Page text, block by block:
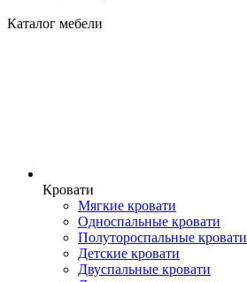
Каталог мебели
Кровати
Мягкие кровати
Односпальные кровати
Полутороспальные кровати
Детские кровати
Двуспальные кровати